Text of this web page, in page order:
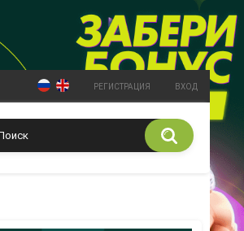
РЕГИСТРАЦИЯ ВХОД